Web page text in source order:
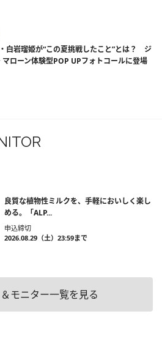
白岩瑠姫が“この夏挑戦したこと”とは？ ジ
マローン体験型POP UPフォトコールに登場
良質な植物性ミルクを、手軽においしく楽し
める。「ALP...
申込締切
2026.08.29（土）23:59まで
モニター一覧を見る